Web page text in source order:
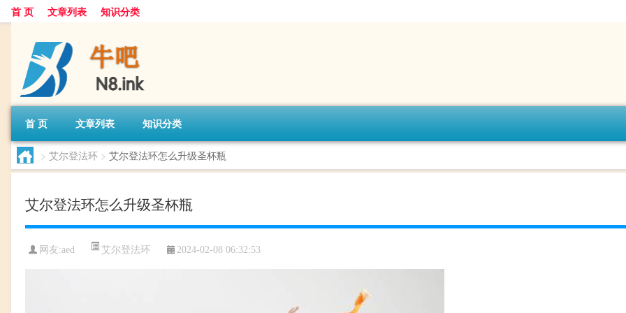
首 页 文章列表 知识分类
首 页 文章列表 知识分类
> 艾尔登法环 > 艾尔登法环怎么升级圣杯瓶
艾尔登法环怎么升级圣杯瓶
网友:aed 艾尔登法环 2024-02-08 06:32:53